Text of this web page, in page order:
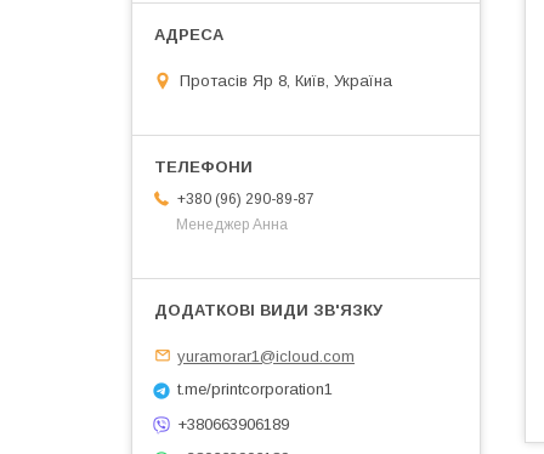
Протасів Яр 8, Київ, Україна
+380 (96) 290-89-87
Менеджер Анна
yuramorar1@icloud.com
t.me/printcorporation1
+380663906189